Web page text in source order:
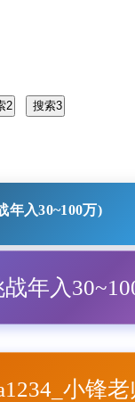
年入30~100万)
年入
小锋